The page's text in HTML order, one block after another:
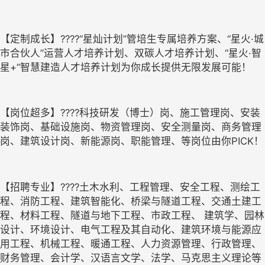
【定制成长】????“星灿计划”管培生专属培养方案、“星火·城
市合伙人”运营人才培养计划、双碳人才培养计划、“星火·智
星+”智慧建造人才培养计划为你成长提供无限发展可能！
【岗位超多】????科技研发（博士）岗、施工管理岗、安装
装饰岗、基础设施岗、物资管理岗、安全测量岗、商务管理
岗、建筑设计岗、新能源岗、职能管理、等岗位由你PICK！
【招聘专业】????土木水利、工程管理、安全工程、测绘工
程、消防工程、建筑智能化、桥梁与隧道工程、交通土建工
程、材料工程、隧道与地下工程、市政工程、 建筑学、园林
设计、环境设计、电气工程及其自动化、建筑环境与能源应
用工程、机械工程、暖通工程、人力资源管理、行政管理、
财务管理、会计学、汉语言文学、法学、马克思主义理论等